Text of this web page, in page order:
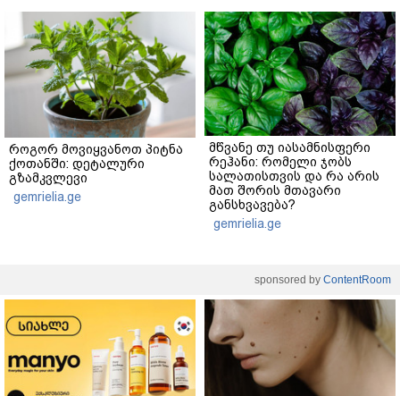
როგორ მოვიყვანოთ პიტნა
ქოთანში: დეტალური
გზამკვლევი
gemrielia.ge
მწვანე თუ იასამნისფერი
რეჰანი: რომელი ჯობს
სალათისთვის და რა არის
მათ შორის მთავარი
განსხვავება?
gemrielia.ge
sponsored by ContentRoom